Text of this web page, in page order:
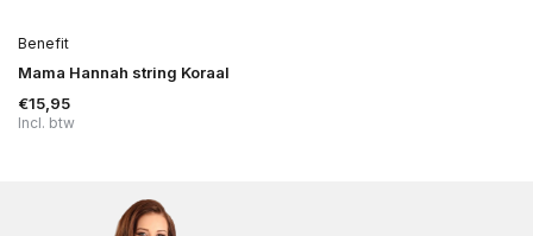
Benefit
Mama Hannah string Koraal
€15,95
Incl. btw